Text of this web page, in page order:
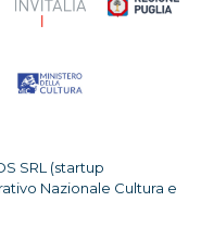
SRL (startup
Nazionale Cultura e